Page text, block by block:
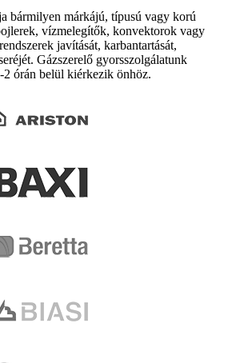
bármilyen márkájú, típusú vagy korú
vízmelegítők, konvektorok vagy
javítását, karbantartását,
Gázszerelő gyorsszolgálatunk
2 órán belül kiérkezik önhöz.